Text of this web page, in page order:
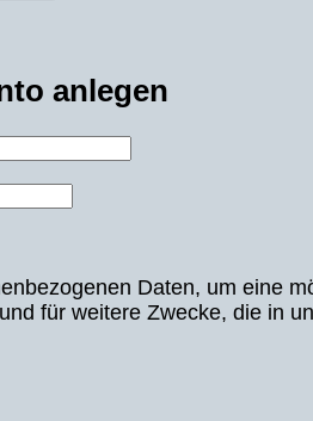
anlegen
Daten, um eine
für weitere Zwecke, die in